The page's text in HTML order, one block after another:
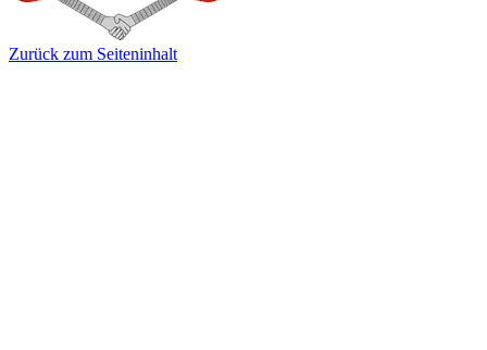
Zurück zum Seiteninhalt